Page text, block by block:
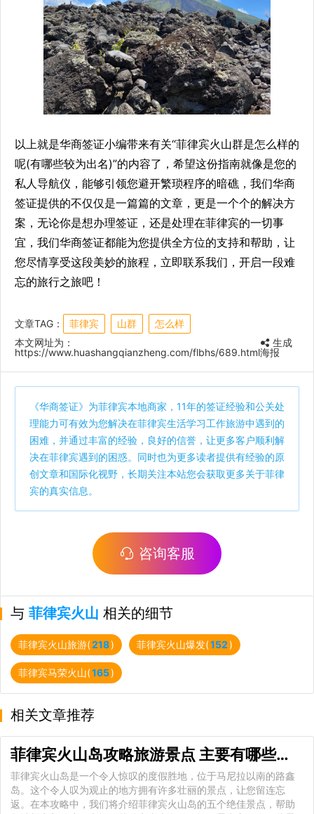
以上就是华商签证小编带来有关“菲律宾火山群是怎么样的
呢(有哪些较为出名)”的内容了，希望这份指南就像是您的
私人导航仪，能够引领您避开繁琐程序的暗礁，我们华商
签证提供的不仅仅是一篇篇的文章，更是一个个的解决方
案，无论你是想办理签证，还是处理在菲律宾的一切事
宜，我们华商签证都能为您提供全方位的支持和帮助，让
您尽情享受这段美妙的旅程，立即联系我们，开启一段难
忘的旅行之旅吧！
文章TAG： 菲律宾 山群
怎么样
本文网址为：
https://www.huashangqianzheng.com/flbhs/689.html
生成
海报
《华商签证》为菲律宾本地商家，11年的签证经验和公关处
理能力可有效为您解决在菲律宾生活学习工作旅游中遇到的
困难，并通过丰富的经验，良好的信誉，让更多客户顺利解
决在菲律宾遇到的困惑。同时也为更多读者提供有经验的原
创文章和国际化视野，长期关注本站您会获取更多关于菲律
宾的真实信息。
咨询客服
与 菲律宾火山 相关的细节
菲律宾火山旅游(218) 菲律宾火山爆发(152)
菲律宾马荣火山(165)
相关文章推荐
菲律宾火山岛攻略旅游景点 主要有哪些景点
菲律宾火山岛是一个令人惊叹的度假胜地，位于马尼拉以南的路鑫
岛。这个令人叹为观止的地方拥有许多壮丽的景点，让您留连忘
返。在本攻略中，我们将介绍菲律宾火山岛的五个绝佳景点，帮助